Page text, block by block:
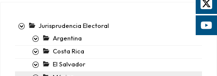
Jurisprudencia Electoral
Argentina
Costa Rica
El Salvador